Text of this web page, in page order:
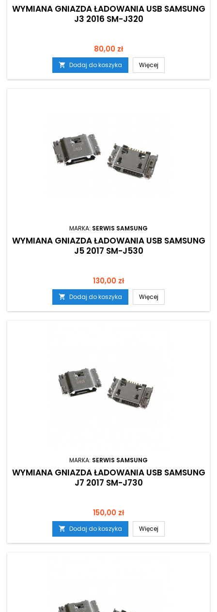
WYMIANA GNIAZDA ŁADOWANIA USB SAMSUNG
J3 2016 SM-J320
Cena
80,00 zł
 Dodaj do koszyka Więcej
MARKA: SERWIS SAMSUNG
WYMIANA GNIAZDA ŁADOWANIA USB SAMSUNG
J5 2017 SM-J530
Cena
130,00 zł
 Dodaj do koszyka Więcej
MARKA: SERWIS SAMSUNG
WYMIANA GNIAZDA ŁADOWANIA USB SAMSUNG
J7 2017 SM-J730
Cena
150,00 zł
 Dodaj do koszyka Więcej